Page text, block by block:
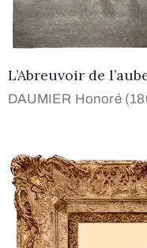
L’Abreuvoir de
DAUMIER Honoré